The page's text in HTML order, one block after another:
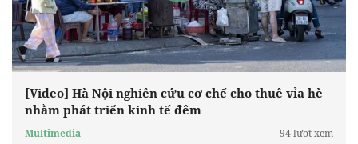
[Video] Hà Nội nghiên cứu cơ chế cho thuê vỉa hè
nhằm phát triển kinh tế đêm
Multimedia 94 lượt xem